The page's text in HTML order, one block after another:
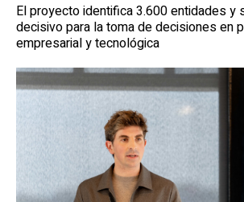
El proyecto identifica 3.600 entidades y
decisivo para la toma de decisiones en
empresarial y tecnológica